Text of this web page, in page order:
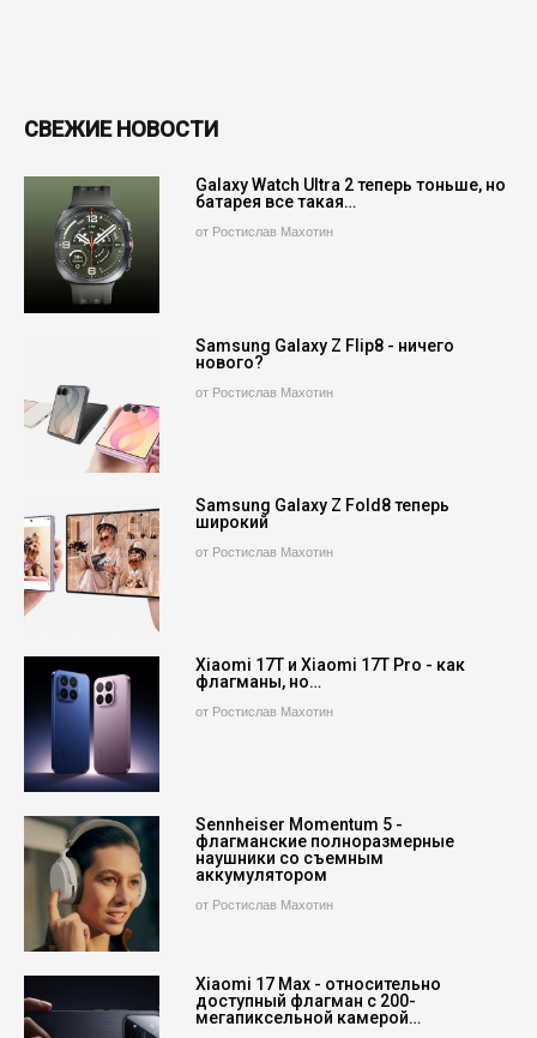
СВЕЖИЕ НОВОСТИ
Galaxy Watch Ultra 2 теперь тоньше, но
батарея все такая…
от Ростислав Махотин
Samsung Galaxy Z Flip8 - ничего
нового?
от Ростислав Махотин
Samsung Galaxy Z Fold8 теперь
широкий
от Ростислав Махотин
Xiaomi 17T и Xiaomi 17T Pro - как
флагманы, но…
от Ростислав Махотин
Sennheiser Momentum 5 -
флагманские полноразмерные
наушники со съемным
аккумулятором
от Ростислав Махотин
Xiaomi 17 Max - относительно
доступный флагман с 200-
мегапиксельной камерой…